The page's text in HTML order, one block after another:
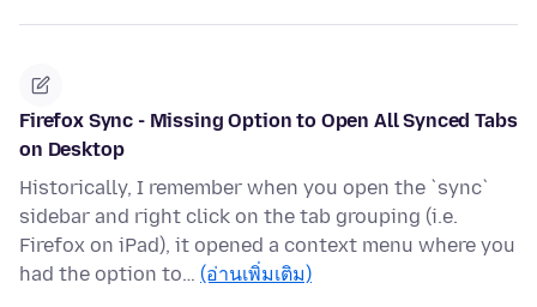
Firefox Sync - Missing Option to Open All Synced Tabs
on Desktop
Historically, I remember when you open the `sync`
sidebar and right click on the tab grouping (i.e.
Firefox on iPad), it opened a context menu where you
had the option to… (อ่านเพิ่มเติม)